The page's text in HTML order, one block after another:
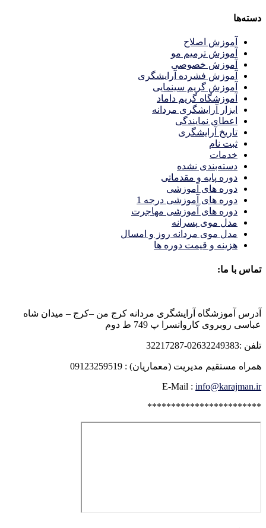
دسته‌ها
آموزش اصلاح
آموزش ترمیم مو
آموزش خصوصی
آموزش فشرده آرایشگری
آموزش گریم سینمایی
آموزشگاه گریم داماد
ابزار آرایشگری مردانه
اعطای نمایندگی
تاریخ آرایشگری
ثبت نام
خدمات
دسته‌بندی نشده
دوره پایه و مقدماتی
دوره های آموزشی
دوره های آموزشی درجه 1
دوره های آموزشی مهاجرت
مدل موی پسرانه
مدل موی مردانه روز و امسال
هزینه و قیمت دوره ها
تماس با ما:
آدرس آموزشگاه آرایشگری مردانه کرج من –کرج – میدان شاه
عباسی روبروی کاروانسرا پ 749 ط دوم
تلفن :02632249383-32217287
همراه مستقیم مدیریت (معماریان) : 09123259519
E-Mail : info@karajman.ir
************************